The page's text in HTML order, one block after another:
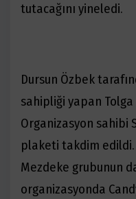
tutacağını yineledi.
Dursun Özbek
sahipliği yapan
Organizasyon sahibi
plaketi takdim edildi.
Mezdeke grubunun
organizasyonda